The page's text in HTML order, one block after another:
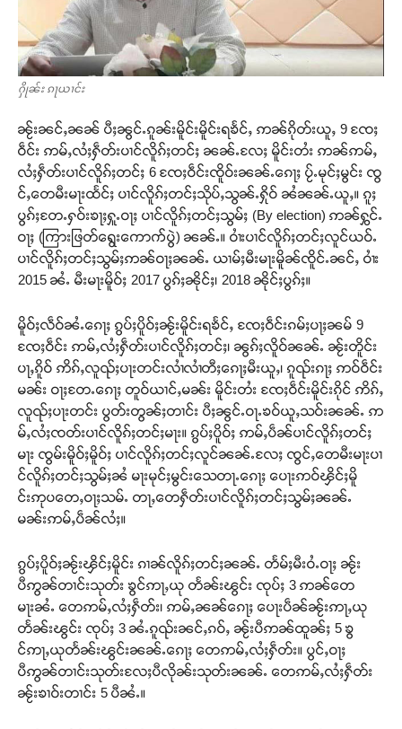
ႁိုၼ်း ၵႃယၢင်း
ၼႂ်းၼင်ႇၼၼ် ပီႈၼွင်ႉၵူၼ်းမိူင်းမိူင်းရၶႅင်ႇ ဢၼ်ၵိုတ်းယူႇ 9 ၸႄႈ
ဝဵင်း ဢမ်ႇလႆႈႁဵတ်းပၢင်လိူၵ်ႈတင်ႈ ၼၼ်ႉလႄႈ မိူင်းတႆး ဢၼ်ဢမ်ႇ
လႆႈႁဵတ်းပၢင်လိူၵ်ႈတင်ႈ 6 ၸႄႈဝဵင်းၸိူဝ်းၼၼ်ႉၵေႃႈ ပႂ်ႉမုင်ႈမွင်း ၸွ
င်ႇတေမီးမႃးထႅင်ႈ ပၢင်လိူၵ်ႈတင်ႈသိုပ်ႇသွၼ်ႉႁိုဝ် ၼႆၼၼ်ႉယူႇ။ ၵူႈ
ပွၵ်ႈတႄႉႁဝ်းၶႃႈႁူႉဝႃႈ ပၢင်လိူၵ်ႈတင်ႈသွမ်ႈ (By election) ဢၼ်ႁွင်ႉ
ဝႃႈ (ကြားဖြတ်ရွေးကောက်ပွဲ) ၼၼ်ႉ။ ဝၢႆးပၢင်လိူၵ်ႈတင်ႈလူင်ယဝ်ႉ
ပၢင်လိူၵ်ႈတင်ႈသွမ်ႈဢၼ်ဝႃႈၼၼ်ႉ ယၢမ်ႈမီးမႃးမိူၼ်ၸိူင်ႉၼင်ႇ ဝၢႆး
2015 ၼႆႉ မီးမႃးမိူဝ်ႈ 2017 ပွၵ်ႈၼိုင်ႈ၊ 2018 ၼိုင်ႈပွၵ်ႈ။
မိူဝ်ႈလဵဝ်ၼႆႉၵေႃႈ ၵွပ်ႈပိူဝ်ႈၼႂ်းမိူင်းရၶႅင်ႇ ၸႄႈဝဵင်းၵမ်ႈပႃႈၼမ် 9
ၸႄႈဝဵင်း ဢမ်ႇလႆႈႁဵတ်းပၢင်လိူၵ်ႈတင်ႈ၊ ၼွၵ်ႈလိူဝ်ၼၼ်ႉ ၼႂ်းတိူင်း
ပႃႇၵိူဝ် ဢိၵ်ႇလူၺ်ႈပႃးတင်းလၢႆလၢႆတီႈၵေႃႈမီးယူႇ၊ ၵူၺ်းၵႃႈ ဢဝ်ဝဵင်း
မၼ်း ဝႃႈတႄႉၵေႃႈ တူဝ်ယၢင်ႇမၼ်း မိူင်းတႆး ၸႄႈဝဵင်းမိူင်းၵိုင် ဢိၵ်ႇ
လူၺ်ႈပႃးတင်း ပွတ်းတွၼ်ႈတၢင်း ပီႈၼွင်ႉဝႃႉၶဝ်ယူႇသဝ်းၼၼ်ႉ ဢ
မ်ႇလႆႈၸတ်းပၢင်လိူၵ်ႈတင်ႈမႃး။ ၵွပ်ႈပိူဝ်ႈ ဢမ်ႇပဵၼ်ပၢင်လိူၵ်ႈတင်ႈ
မႃး ၸွမ်းမိူဝ်ႈမိူဝ်ႈ ပၢင်လိူၵ်ႈတင်ႈလူင်ၼၼ်ႉလႄႈ ၸွင်ႇတေမီးမႃးပၢ
င်လိူၵ်ႈတင်ႈသွမ်ႈၼႆ မႃးမုင်ႈမွင်းသေတႃႉၵေႃႈ ပေႃးဢဝ်ၾိင်ႈမိူ
င်းဢုပတေႇဝႃႈသမ်ႉ တႃႇတေႁဵတ်းပၢင်လိူၵ်ႈတင်ႈသွမ်ႈၼၼ်ႉ
မၼ်းဢမ်ႇပဵၼ်လႆႈ။
ၵွပ်ႈပိူဝ်ႈၼႂ်းၾိင်ႈမိူင်း ၵၢၼ်လိူၵ်ႈတင်ႈၼၼ်ႉ တႅမ်ႈမီးဝႆႉဝႃႈ ၼႂ်း
ပီဢွၼ်တၢင်းသုတ်း ၶွင်ဢႃႇယု တႅၼ်းၽွင်း ၸုပ်ႈ 3 ဢၼ်တေ
မႃးၼႆႉ တေဢမ်ႇလႆႈႁဵတ်း၊ ဢမ်ႇၼၼ်ၵေႃႈ ပေႃးပဵၼ်ၼႂ်းဢႃႇယု
တႅၼ်းၽွင်း ၸုပ်ႈ 3 ၼႆႉၵူၺ်းၼင်ႇၵဝ်ႇ ၼႂ်းပီဢၼ်ထူၼ်ႈ 5 ၶွ
င်ဢႃႇယုတႅၼ်းၽွင်းၼၼ်ႉၵေႃႈ တေဢမ်ႇလႆႈႁဵတ်း။ ပွင်ႇဝႃႈ
ပီဢွၼ်တၢင်းသုတ်းလႄႈပီလိုၼ်းသုတ်းၼၼ်ႉ တေဢမ်ႇလႆႈႁဵတ်း
ၼႂ်းၶၢဝ်းတၢင်း 5 ပီၼႆႉ။